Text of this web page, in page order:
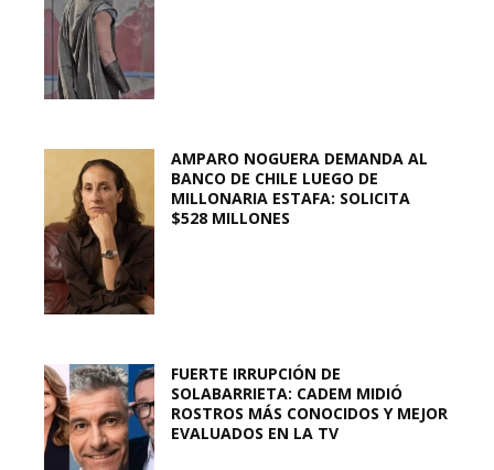
AMPARO NOGUERA DEMANDA AL
BANCO DE CHILE LUEGO DE
MILLONARIA ESTAFA: SOLICITA
$528 MILLONES
FUERTE IRRUPCIÓN DE
SOLABARRIETA: CADEM MIDIÓ
ROSTROS MÁS CONOCIDOS Y MEJOR
EVALUADOS EN LA TV